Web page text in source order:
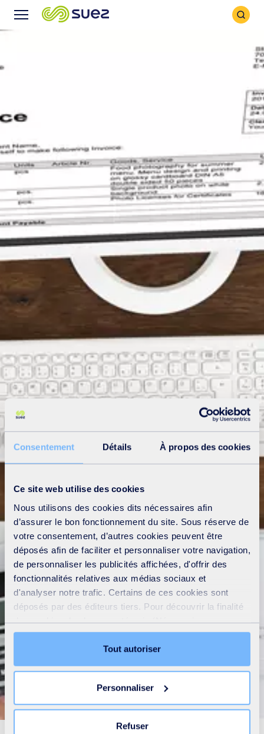
Consentement Détails À propos des cookies
Ce site web utilise des cookies
Nous utilisons des cookies dits nécessaires afin
d’assurer le bon fonctionnement du site. Sous réserve de
votre consentement, d’autres cookies peuvent être
déposés afin de faciliter et personnaliser votre navigation,
de personnaliser les publicités affichées, d'offrir des
fonctionnalités relatives aux médias sociaux et
d'analyser notre trafic. Certains de ces cookies sont
déposés par des éditeurs tiers. Pour découvrir la finalité
Préférences, Statistiques et Marketing), cliquez sur
l’onglet « Détails ». Via ce bandeau, vous pouvez
librement accepter ou refuser tous les cookies ou
nécessaires ne peut entrainer une restriction de l’accès
au site. Vous pouvez retirer votre consentement à tout
Tout autoriser
Personnaliser
Refuser
Icône
Icône
Payer ma facture